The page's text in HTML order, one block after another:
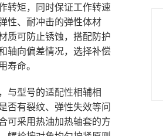
转矩，同时保证工作转速
性、耐冲击的弹性体材
质可防止锈蚀，搭配防护
轴向偏差情况，选择补偿
寿命。
与型号的适配性相辅相
否有裂纹、弹性失效等问
可采用热油加热轴套的方